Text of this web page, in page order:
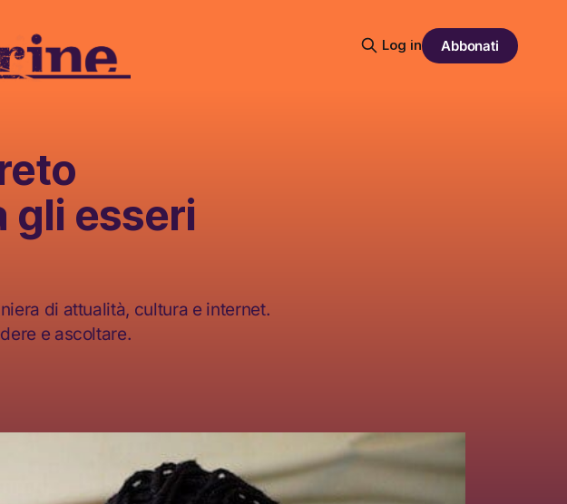
Log in Abbonati
gli esseri
di attualità, cultura e internet.
e ascoltare.